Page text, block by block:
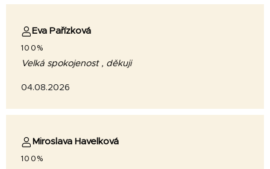
Eva Pařízková
100%
Velká spokojenost , děkuji
04.08.2026
Miroslava Havelková
100%